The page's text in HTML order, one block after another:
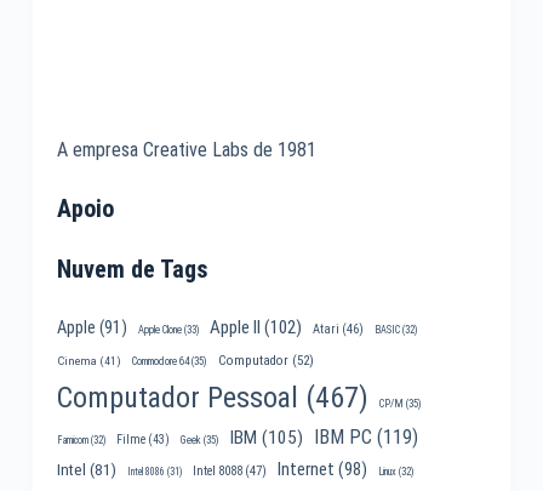
A empresa Creative Labs de 1981
Apoio
Nuvem de Tags
Apple (91) Apple Clone(33) Apple II (102) Atari (46) BASIC(32)
Cinema (41) Commodore 64(35) Computador(52)
Computador Pessoal (467) CP/M (35)
Famicom(32) Filme(43) Geek(35) IBM (105) IBM PC (119)
Intel (81) Intel 8086 (31) Intel 8088(47) Internet (98) Linux(32)